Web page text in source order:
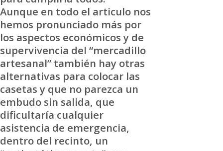
Aunque en todo el articulo nos
hemos pronunciado más por
los aspectos económicos y de
supervivencia del “mercadillo
artesanal” también hay otras
alternativas para colocar las
casetas y que no parezca un
embudo sin salida, que
dificultaría cualquier
asistencia de emergencia,
dentro del recinto, un